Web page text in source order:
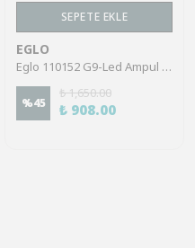
SEPETE EKLE
EGLO
Eglo 110152 G9-Led Ampul 2X2W Şeffaf 3000K 200 Lümen 2’Li Paket
%45
₺ 1,650.00
₺ 908.00